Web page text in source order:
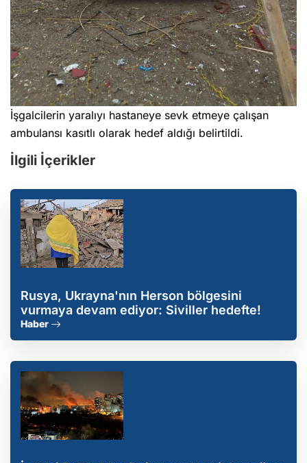
İşgalcilerin yaralıyı hastaneye sevk etmeye çalışan
ambulansı kasıtlı olarak hedef aldığı belirtildi.
İlgili İçerikler
Rusya, Ukrayna'nın Herson bölgesini
vurmaya devam ediyor: Siviller hedefte!
Haber